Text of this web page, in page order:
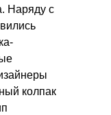
Наряду с
колпак